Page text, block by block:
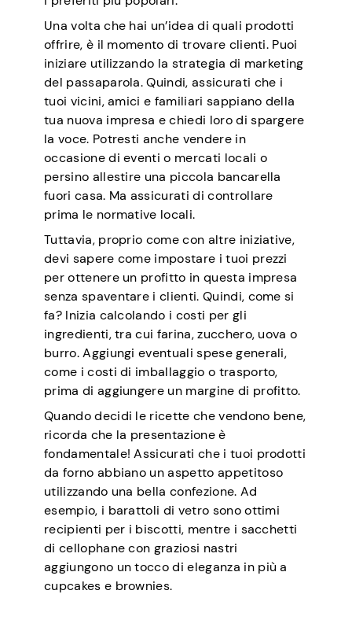
Una volta che hai un’idea di quali prodotti
offrire, è il momento di trovare clienti. Puoi
iniziare utilizzando la strategia di marketing
del passaparola. Quindi, assicurati che i
tuoi vicini, amici e familiari sappiano della
tua nuova impresa e chiedi loro di spargere
la voce. Potresti anche vendere in
occasione di eventi o mercati locali o
persino allestire una piccola bancarella
fuori casa. Ma assicurati di controllare
prima le normative locali.
Tuttavia, proprio come con altre iniziative,
devi sapere come impostare i tuoi prezzi
per ottenere un profitto in questa impresa
senza spaventare i clienti. Quindi, come si
fa? Inizia calcolando i costi per gli
ingredienti, tra cui farina, zucchero, uova o
burro. Aggiungi eventuali spese generali,
come i costi di imballaggio o trasporto,
prima di aggiungere un margine di profitto.
Quando decidi le ricette che vendono bene,
ricorda che la presentazione è
fondamentale! Assicurati che i tuoi prodotti
da forno abbiano un aspetto appetitoso
utilizzando una bella confezione. Ad
esempio, i barattoli di vetro sono ottimi
recipienti per i biscotti, mentre i sacchetti
di cellophane con graziosi nastri
aggiungono un tocco di eleganza in più a
cupcakes e brownies.